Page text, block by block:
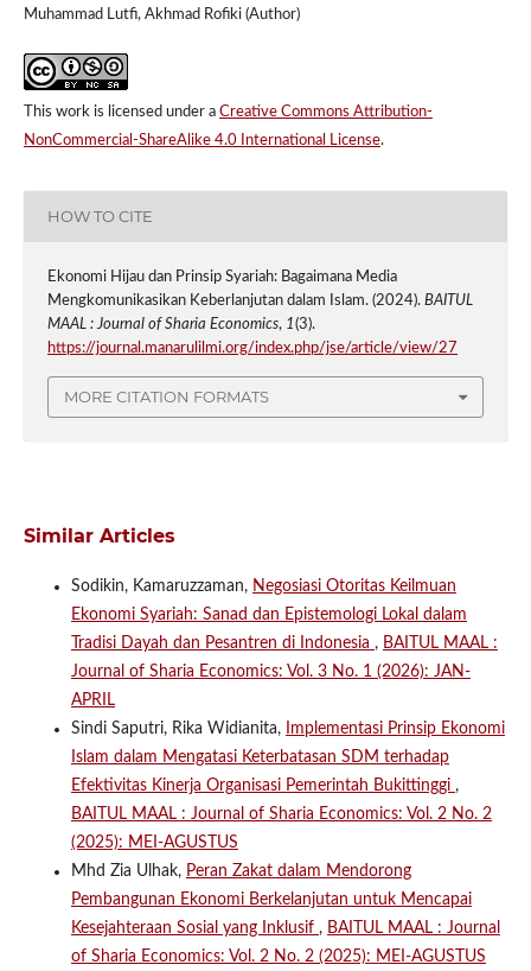
Muhammad Lutfi, Akhmad Rofiki (Author)
This work is licensed under a Creative Commons Attribution-
NonCommercial-ShareAlike 4.0 International License.
HOW TO CITE
Ekonomi Hijau dan Prinsip Syariah: Bagaimana Media
Mengkomunikasikan Keberlanjutan dalam Islam. (2024). BAITUL
MAAL : Journal of Sharia Economics, 1(3).
https://journal.manarulilmi.org/index.php/jse/article/view/27
MORE CITATION FORMATS
Similar Articles
Sodikin, Kamaruzzaman, Negosiasi Otoritas Keilmuan
Ekonomi Syariah: Sanad dan Epistemologi Lokal dalam
Tradisi Dayah dan Pesantren di Indonesia , BAITUL MAAL :
Journal of Sharia Economics: Vol. 3 No. 1 (2026): JAN-
APRIL
Sindi Saputri, Rika Widianita,
Implementasi Prinsip Ekonomi
Islam dalam Mengatasi Keterbatasan SDM terhadap
Efektivitas Kinerja Organisasi Pemerintah Bukittinggi ,
BAITUL MAAL : Journal of Sharia Economics: Vol. 2 No. 2
(2025): MEI-AGUSTUS
Mhd Zia Ulhak, Peran Zakat dalam Mendorong
Pembangunan Ekonomi Berkelanjutan untuk Mencapai
Kesejahteraan Sosial yang Inklusif , BAITUL MAAL : Journal
of Sharia Economics: Vol. 2 No. 2 (2025): MEI-AGUSTUS